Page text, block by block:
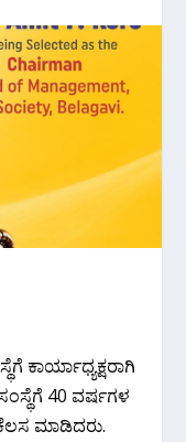
ಕಾರ್ಯಾಧ್ಯಕ್ಷರಾಗಿ
40 ವರ್ಷಗಳ
ಮಾಡಿದರು.